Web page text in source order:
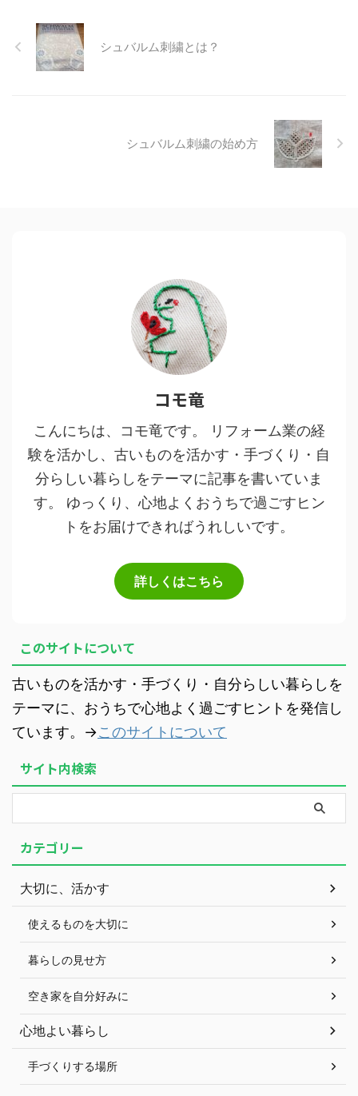
シュバルム刺繍とは？
シュバルム刺繍の始め方
コモ竜
こんにちは、コモ竜です。 リフォーム業の経
験を活かし、古いものを活かす・手づくり・自
分らしい暮らしをテーマに記事を書いていま
す。 ゆっくり、心地よくおうちで過ごすヒン
トをお届けできればうれしいです。
詳しくはこちら
このサイトについて
古いものを活かす・手づくり・自分らしい暮らしを
テーマに、おうちで心地よく過ごすヒントを発信し
ています。→このサイトについて
サイト内検索
カテゴリー
大切に、活かす
使えるものを大切に
暮らしの見せ方
空き家を自分好みに
心地よい暮らし
手づくりする場所